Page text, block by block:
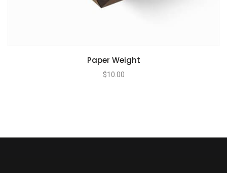
Paper Weight
$10.00